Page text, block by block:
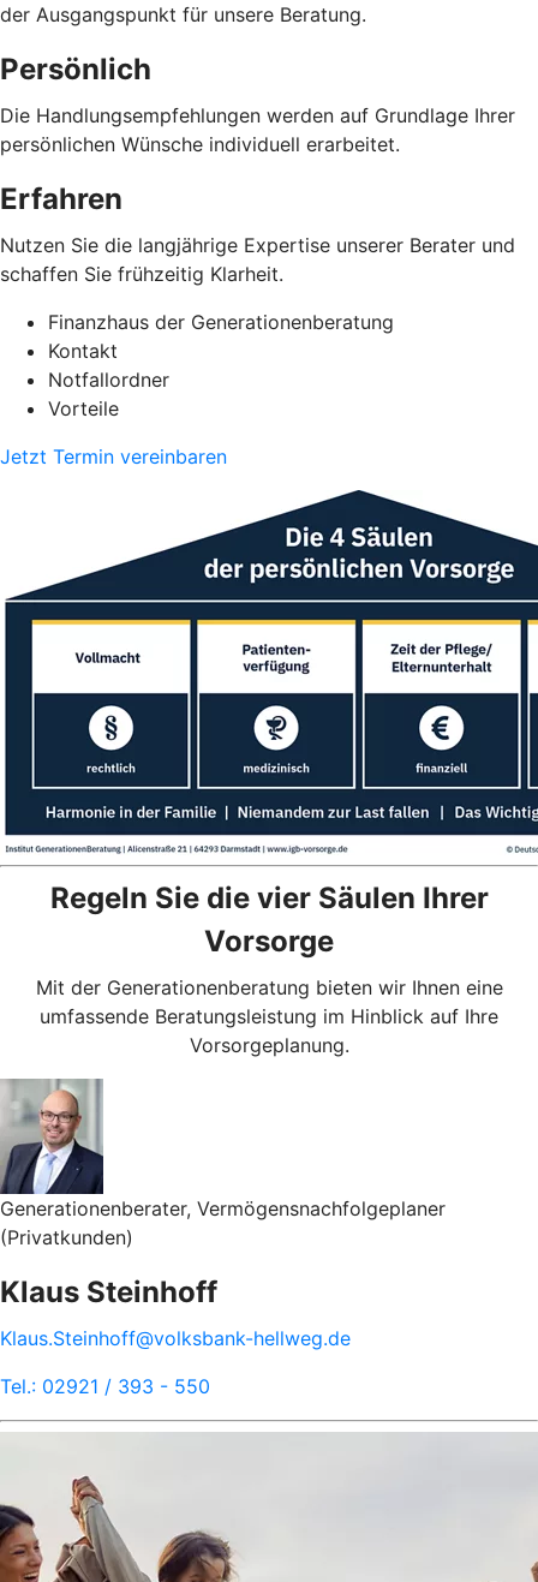
der Ausgangspunkt für unsere Beratung.
Persönlich
Die Handlungsempfehlungen werden auf Grundlage Ihrer
persönlichen Wünsche individuell erarbeitet.
Erfahren
Nutzen Sie die langjährige Expertise unserer Berater und
schaffen Sie frühzeitig Klarheit.
Finanzhaus der Generationenberatung
Kontakt
Notfallordner
Vorteile
Jetzt Termin vereinbaren
Regeln Sie die vier Säulen Ihrer
Vorsorge
Mit der Generationenberatung bieten wir Ihnen eine
umfassende Beratungsleistung im Hinblick auf Ihre
Vorsorgeplanung.
Generationenberater, Vermögensnachfolgeplaner
(Privatkunden)
Klaus Steinhoff
Klaus.Steinhoff@volksbank-hellweg.de
Tel.: 02921 / 393 - 550